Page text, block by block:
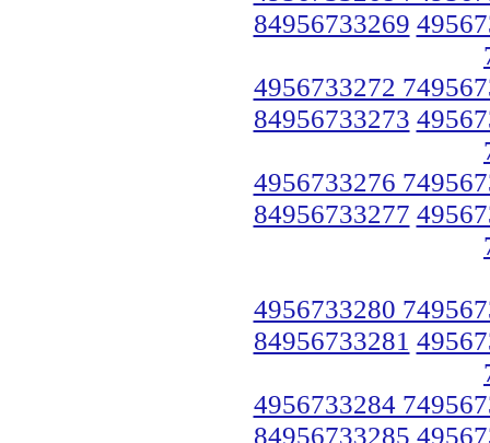
84956733269
4956733272
84956733273
4956733276
84956733277
4956733280
84956733281
4956733284
84956733285